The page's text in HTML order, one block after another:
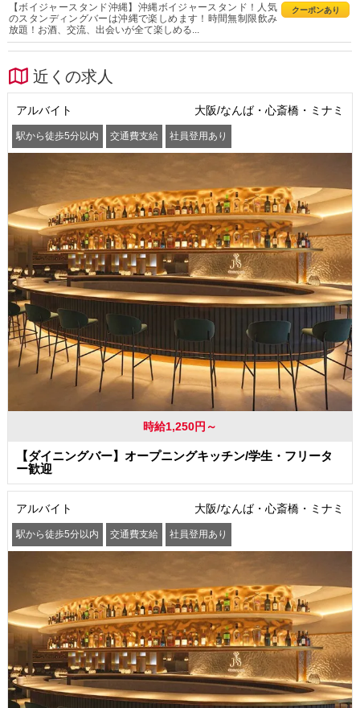
クーポンあり
【ボイジャースタンド沖縄】沖縄ボイジャースタンド！人気
のスタンディングバーは沖縄で楽しめます！時間無制限飲み
放題！お酒、交流、出会いが全て楽しめる...
近くの求人
アルバイト 大阪/なんば・心斎橋・ミナミ
駅から徒歩5分以内 交通費支給 社員登用あり
時給1,250円～
【ダイニングバー】オープニングキッチン/学生・フリータ
ー歓迎
アルバイト 大阪/なんば・心斎橋・ミナミ
駅から徒歩5分以内 交通費支給 社員登用あり